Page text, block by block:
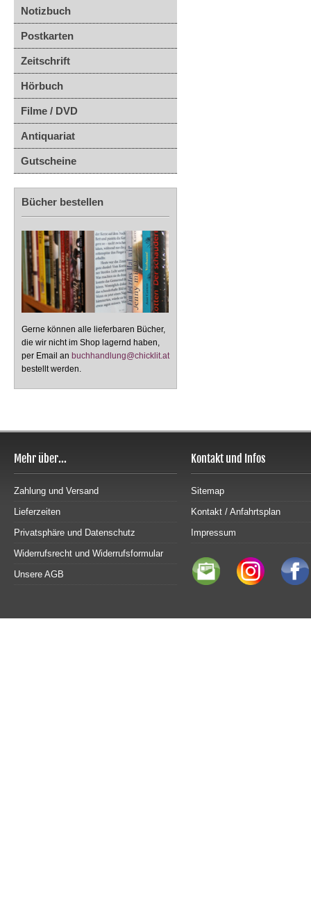
Notizbuch
Postkarten
Zeitschrift
Hörbuch
Filme / DVD
Antiquariat
Gutscheine
Bücher bestellen
Gerne können alle lieferbaren Bücher,
die wir nicht im Shop lagernd haben,
per Email an buchhandlung@chicklit.at
bestellt werden.
Mehr über...
Zahlung und Versand
Lieferzeiten
Privatsphäre und Datenschutz
Widerrufsrecht und Widerrufsformular
Unsere AGB
Kontakt und Infos
Sitemap
Kontakt / Anfahrtsplan
Impressum